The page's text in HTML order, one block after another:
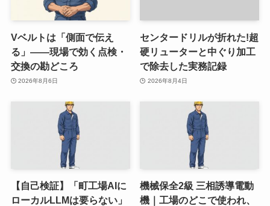
Vベルトは「側面で伝え
る」——現場で効く点検・
交換の勘どころ
2026年8月6日
センタードリルが折れた!超
硬リューターと中ぐり加工
で除去した実務記録
2026年8月4日
【自己検証】「町工場AIに
ローカルLLMは要らない」
機械保全2級 三相誘導電動
機｜工場のどこで使われ、